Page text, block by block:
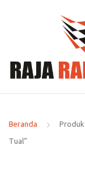
Beranda
Tual”